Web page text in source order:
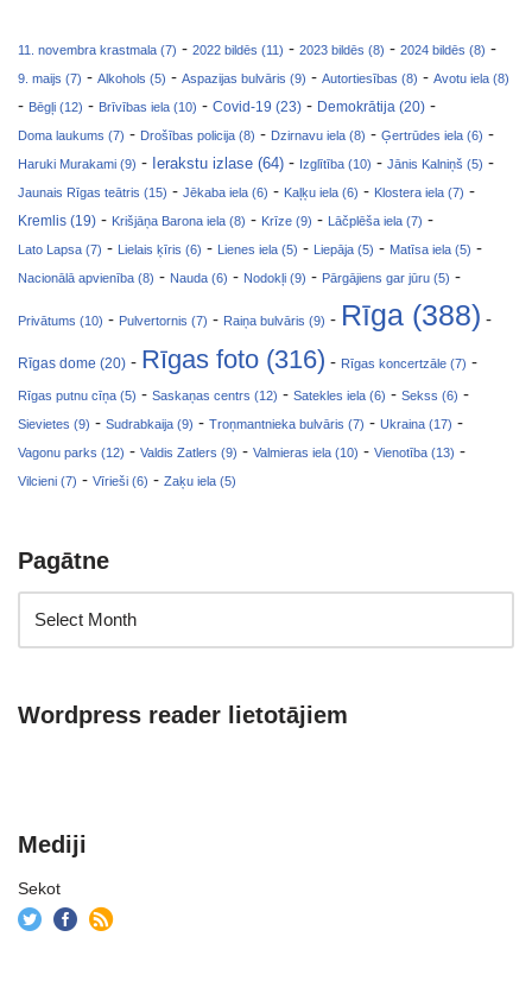
11. novembra krastmala (7) - 2022 bildēs (11) - 2023 bildēs (8) - 2024 bildēs (8) -
9. maijs (7) - Alkohols (5) - Aspazijas bulvāris (9) - Autortiesības (8) - Avotu iela (8)
- Bēgļi (12) - Brīvības iela (10) - Covid-19 (23) - Demokrātija (20) -
Doma laukums (7) - Drošības policija (8) - Dzirnavu iela (8) - Ģertrūdes iela (6) -
Haruki Murakami (9) - Ierakstu izlase (64) - Izglītība (10) - Jānis Kalniņš (5) -
Jaunais Rīgas teātris (15) - Jēkaba iela (6) - Kaļķu iela (6) - Klostera iela (7) -
Kremlis (19) - Krišjāņa Barona iela (8) - Krīze (9) - Lāčplēša iela (7) -
Lato Lapsa (7) - Lielais ķīris (6) - Lienes iela (5) - Liepāja (5) - Matīsa iela (5) -
Nacionālā apvienība (8) - Nauda (6) - Nodokļi (9) - Pārgājiens gar jūru (5) -
Privātums (10) - Pulvertornis (7) - Raiņa bulvāris (9) - Rīga (388) -
Rīgas dome (20) - Rīgas foto (316) - Rīgas koncertzāle (7) -
Rīgas putnu cīņa (5) - Saskaņas centrs (12) - Satekles iela (6) - Sekss (6) -
Sievietes (9) - Sudrabkaija (9) - Troņmantnieka bulvāris (7) - Ukraina (17) -
Vagonu parks (12) - Valdis Zatlers (9) - Valmieras iela (10) - Vienotība (13) -
Vilcieni (7) - Vīrieši (6) - Zaķu iela (5)
Pagātne
Wordpress reader lietotājiem
Mediji
Sekot